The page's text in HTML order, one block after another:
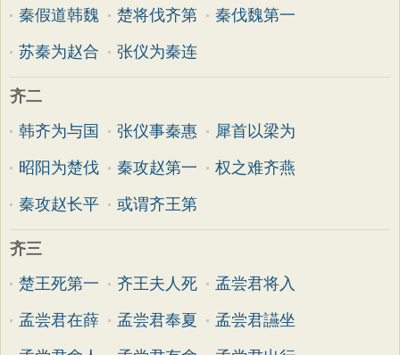
秦假道韩魏 楚将伐齐第 秦伐魏第一
苏秦为赵合 张仪为秦连
齐二
韩齐为与国
张仪事秦惠 犀首以梁为
昭阳为楚伐 秦攻赵第一 权之难齐燕
秦攻赵长平 或谓齐王第
齐三
楚王死第一
齐王夫人死 孟尝君将入
孟尝君在薛 孟尝君奉夏 孟尝君讌坐